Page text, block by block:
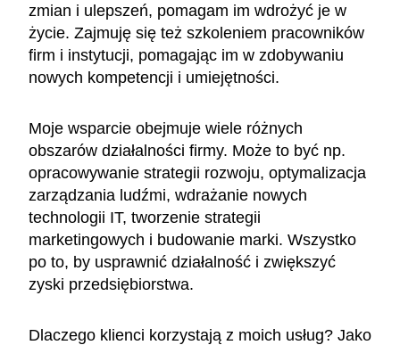
zmian i ulepszeń, pomagam im wdrożyć je w
życie. Zajmuję się też szkoleniem pracowników
firm i instytucji, pomagając im w zdobywaniu
nowych kompetencji i umiejętności.
Moje wsparcie obejmuje wiele różnych
obszarów działalności firmy. Może to być np.
opracowywanie strategii rozwoju, optymalizacja
zarządzania ludźmi, wdrażanie nowych
technologii IT, tworzenie strategii
marketingowych i budowanie marki. Wszystko
po to, by usprawnić działalność i zwiększyć
zyski przedsiębiorstwa.
Dlaczego klienci korzystają z moich usług? Jako